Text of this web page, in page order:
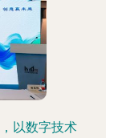
以数字技术